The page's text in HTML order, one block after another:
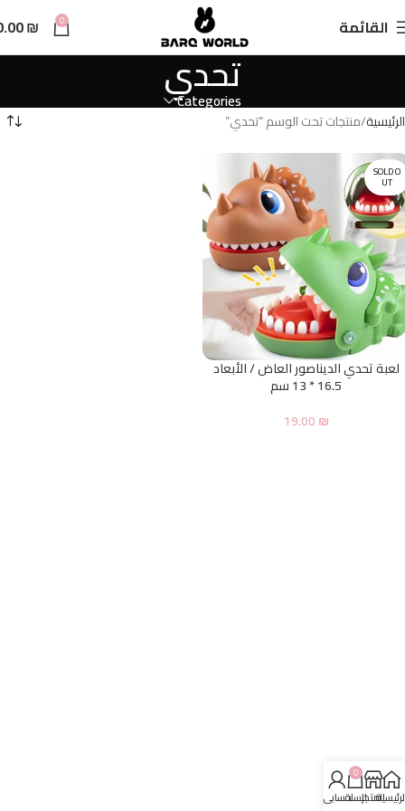
القائمة 0
₪
تحدي
Categories
الرئيسية منتجات تحت الوسم “تحدي”
SOLD O
UT
لعبة تحدي الديناصور العاض / الأبعاد
16.5 * 13 سم
19.00₪
المتجر
0
السلةحسابي